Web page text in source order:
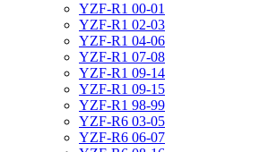
YZF-R1 00-01
YZF-R1 02-03
YZF-R1 04-06
YZF-R1 07-08
YZF-R1 09-14
YZF-R1 09-15
YZF-R1 98-99
YZF-R6 03-05
YZF-R6 06-07